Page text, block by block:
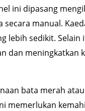
ini dipasang
manual.
lebih sedikit. Selain
dan meningkatkan
bata merah
memerlukan